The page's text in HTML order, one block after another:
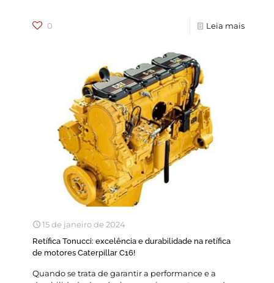
0 Leia mais
15 de janeiro de 2024
Retífica Tonucci: excelência e durabilidade na retífica
de motores Caterpillar C16!
Quando se trata de garantir a performance e a